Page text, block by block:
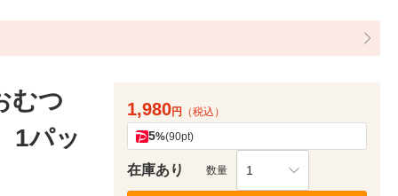
むつ
1パッ
1,980円 （税込）
5%(90pt)
在庫あり 数量 1